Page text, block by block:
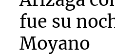
fue su
Moyano